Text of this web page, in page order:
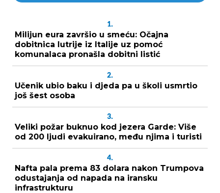
1.
Milijun eura završio u smeću: Očajna
dobitnica lutrije iz Italije uz pomoć
komunalaca pronašla dobitni listić
2.
Učenik ubio baku i djeda pa u školi usmrtio
još šest osoba
3.
Veliki požar buknuo kod jezera Garde: Više
od 200 ljudi evakuirano, među njima i turisti
4.
Nafta pala prema 83 dolara nakon Trumpova
odustajanja od napada na iransku
infrastrukturu